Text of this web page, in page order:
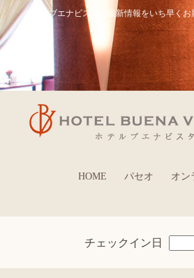
ホテルブエナビスタの最新情報をいち早くお
HOME パセオ オン
チェックイン日